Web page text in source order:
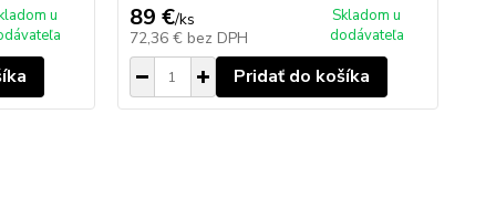
u
89 €/ks
72,36 € bez DPH
Skladom u
dodávateľa
Pridať do košíka